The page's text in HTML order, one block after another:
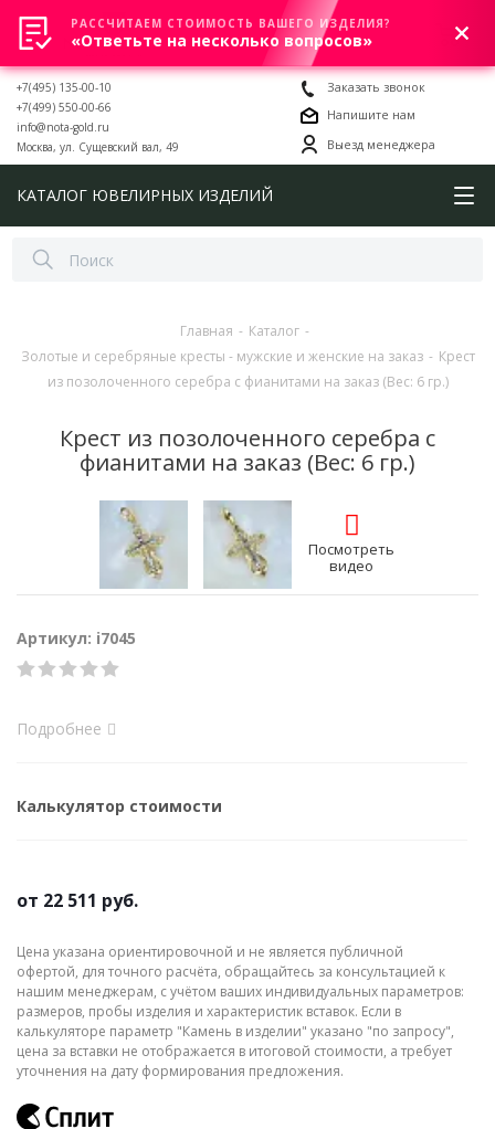
0
+7(495) 135-00-10
+7(499) 550-00-66
info@nota-gold.ru
Москва, ул. Сущевский вал, 49
Заказать звонок
Напишите нам
Выезд менеджера
КАТАЛОГ ЮВЕЛИРНЫХ ИЗДЕЛИЙ
Главная - Каталог -
Золотые и серебряные кресты - мужские и женские на заказ - Крест
из позолоченного серебра с фианитами на заказ (Вес: 6 гр.)
Крест из позолоченного серебра с
фианитами на заказ (Вес: 6 гр.)
Посмотреть
видео
Артикул: i7045
Подробнее
Калькулятор стоимости
от 22 511 руб.
Цена указана ориентировочной и не является публичной
офертой, для точного расчёта, обращайтесь за консультацией к
нашим менеджерам, с учётом ваших индивидуальных параметров:
размеров, пробы изделия и характеристик вставок. Если в
калькуляторе параметр "Камень в изделии" указано "по запросу",
цена за вставки не отображается в итоговой стоимости, а требует
уточнения на дату формирования предложения.
РАССЧИТАЕМ СТОИМОСТЬ ВАШЕГО ИЗДЕЛИЯ?
«Ответьте на несколько вопросов»